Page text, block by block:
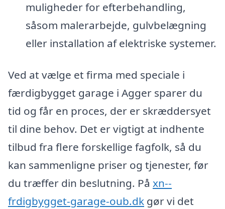
muligheder for efterbehandling,
såsom malerarbejde, gulvbelægning
eller installation af elektriske systemer.
Ved at vælge et firma med speciale i
færdigbygget garage i Agger sparer du
tid og får en proces, der er skræddersyet
til dine behov. Det er vigtigt at indhente
tilbud fra flere forskellige fagfolk, så du
kan sammenligne priser og tjenester, før
du træffer din beslutning. På xn--
frdigbygget-garage-oub.dk gør vi det